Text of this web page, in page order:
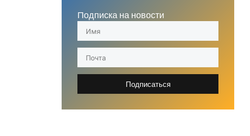
Подписка на новости
Подписаться